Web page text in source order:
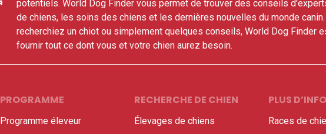
potentiels. World Dog Finder vous permet de trouver des conseils
de chiens, les soins des chiens et les dernières nouvelles du monde canin.
recherchiez un chiot ou simplement quelques conseils, World Dog Finder
fournir tout ce dont vous et votre chien aurez besoin.
PROGRAMME
Programme éleveur
RECHERCHE DE CHIEN
Élevages de chiens
PLUS
Races de